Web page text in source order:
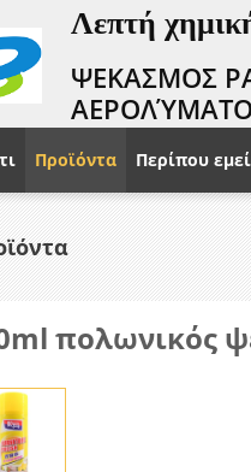
Λεπτή
ΨΕΚΑΣΜΟΣ
Προϊόντα Περίπου
πολωνικός